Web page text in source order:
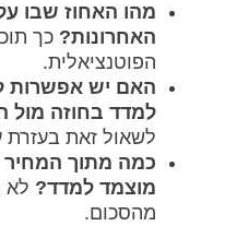
מהו האחוז שבו
האחרונות? כך
הפוטנציאלית.
האם יש אפשרות
למדד בחוזה מול
לשאול זאת בעזרת
כמה מתוך
מוצמד למדד?
מהסכום.